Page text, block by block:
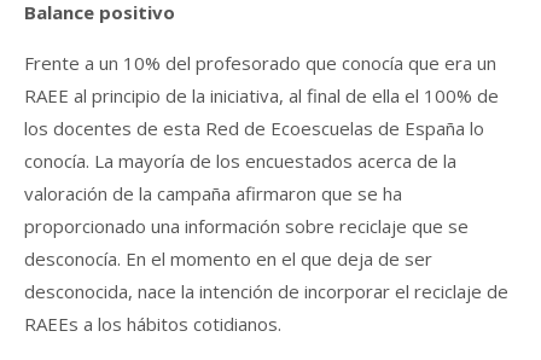
Balance positivo
Frente a un 10% del profesorado que conocía que era un
RAEE al principio de la iniciativa, al final de ella el 100% de
los docentes de esta Red de Ecoescuelas de España lo
conocía. La mayoría de los encuestados acerca de la
valoración de la campaña afirmaron que se ha
proporcionado una información sobre reciclaje que se
desconocía. En el momento en el que deja de ser
desconocida, nace la intención de incorporar el reciclaje de
RAEEs a los hábitos cotidianos.